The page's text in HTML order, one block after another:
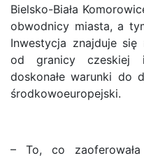
Bielsko-Biała
obwodnicy miasta, a
Inwestycja znajduje
od granicy czeskiej
doskonałe warunki do
środkowoeuropejski.
– To, co